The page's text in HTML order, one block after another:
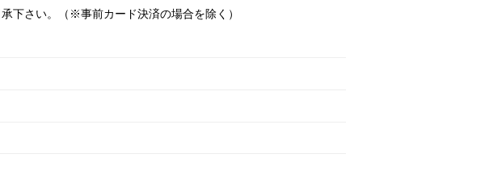
下さい。（※事前カード決済の場合を除く）